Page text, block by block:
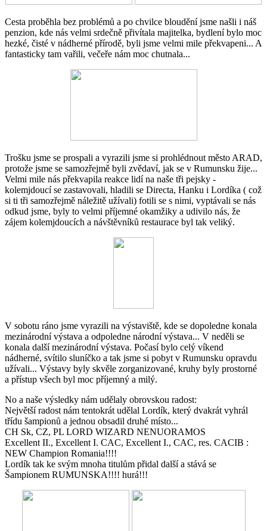
Cesta proběhla bez problémů a po chvilce bloudění jsme našli i náš
penzion, kde nás velmi srdečně přivítala majitelka, bydlení bylo moc
hezké, čisté v nádherné přírodě, byli jsme velmi mile překvapeni... A
fantasticky tam vařili, večeře nám moc chutnala...
Trošku jsme se prospali a vyrazili jsme si prohlédnout město ARAD,
protože jsme se samozřejmě byli zvědaví, jak se v Rumunsku žije...
Velmi mile nás překvapila reakce lidí na naše tři pejsky -
kolemjdoucí se zastavovali, hladili se Directa, Hanku i Lordíka ( což
si ti tři samozřejmě náležitě užívali) fotili se s nimi, vyptávali se nás
odkud jsme, byly to velmi příjemné okamžiky a udivilo nás, že
zájem kolemjdoucích a návštěvníků restaurace byl tak veliký.
V sobotu ráno jsme vyrazili na výstaviště, kde se dopoledne konala
mezinárodní výstava a odpoledne národní výstava... V neděli se
konala další mezinárodní výstava. Počasí bylo celý víkend
nádherné, svítilo sluníčko a tak jsme si pobyt v Rumunsku opravdu
užívali... Výstavy byly skvěle zorganizované, kruhy byly prostorné
a přístup všech byl moc příjemný a milý.
No a naše výsledky nám udělaly obrovskou radost:
Největší radost nám tentokrát udělal Lordík, který dvakrát vyhrál
třídu šampionů a jednou obsadil druhé místo...
CH Sk, CZ, PL LORD WIZARD NENUORAMOS
Excellent II., Excellent I. CAC, Excellent I., CAC, res. CACIB :
NEW Champion Romania!!!!
Lordík tak ke svým mnoha titulům přidal další a stává se
Šampionem RUMUNSKA!!!! hurá!!!